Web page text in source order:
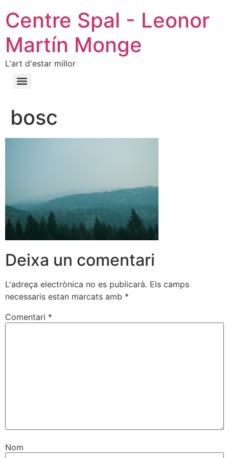
Centre Spal - Leonor
Martín Monge
L'art d'estar millor
bosc
Deixa un comentari
L'adreça electrònica no es publicarà. Els camps
necessaris estan marcats amb *
Comentari *
Nom